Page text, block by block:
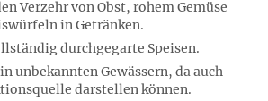
Verzehr von Obst, rohem Gemüse
in Getränken.
durchgegarte Speisen.
unbekannten Gewässern, da auch
darstellen können.